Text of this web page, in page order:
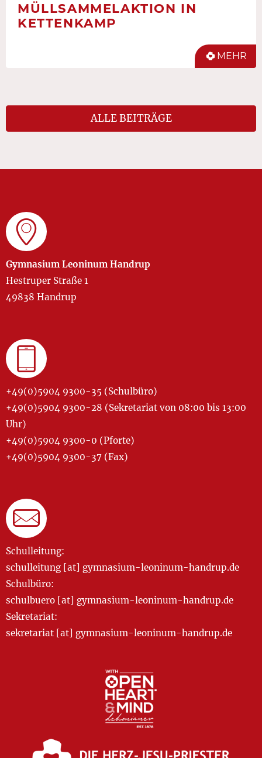
MÜLLSAMMELAKTION IN
KETTENKAMP
MEHR
ALLE BEITRÄGE
Gymnasium Leoninum Handrup
Hestruper Straße 1
49838 Handrup
+49(0)5904 9300-35 (Schulbüro)
+49(0)5904 9300-28 (Sekretariat von 08:00 bis 13:00
Uhr)
+49(0)5904 9300-0 (Pforte)
+49(0)5904 9300-37 (Fax)
Schulleitung:
schulleitung [at] gymnasium-leoninum-handrup.de
Schulbüro:
schulbuero [at] gymnasium-leoninum-handrup.de
Sekretariat:
sekretariat [at] gymnasium-leoninum-handrup.de